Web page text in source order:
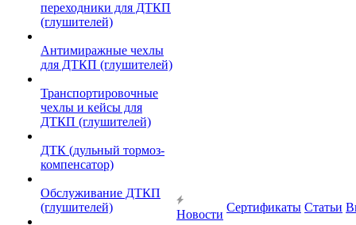
переходники для ДТКП
(глушителей)
Антимиражные чехлы
для ДТКП (глушителей)
Транспортировочные
чехлы и кейсы для
ДТКП (глушителей)
ДТК (дульный тормоз-
компенсатор)
Обслуживание ДТКП
(глушителей)
Новости
Сертификаты Статьи